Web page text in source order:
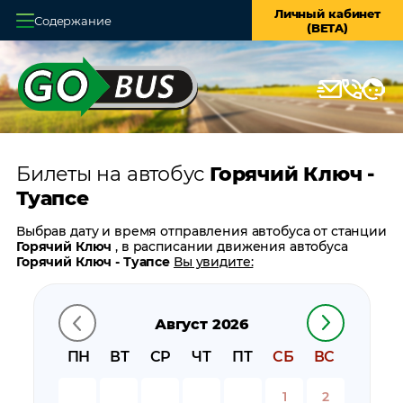
Содержание
Личный кабинет
(BETA)
Главная
О системе
Оплата и доставка
Возврат билетов
Заказ автобуса
Контакты
Билеты на автобус Горячий Ключ -
Туапсе
Август 2026
ПН
ВТ СР ЧТ ПТ СБ ВС
1 2
Выбрав дату и время отправления автобуса от станции
Горячий Ключ, в расписании движения автобуса
Горячий Ключ - Туапсе Вы увидите:
время прибытия
время в пути
цену билета